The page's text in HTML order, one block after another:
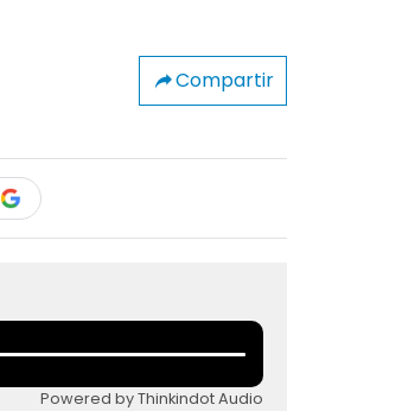
Compartir
Powered by Thinkindot Audio